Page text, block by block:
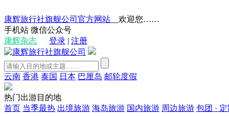
康辉旅行社旗舰公司官方网站 __欢迎您……
手机站 微信公众号
康辉杂志
登录 | 注册
云南 香港 泰国 日本 巴厘岛 邮轮度假
热门出游目的地
首页 当季最热 出境旅游 海岛旅游 国内旅游 周边旅游 包团 ·